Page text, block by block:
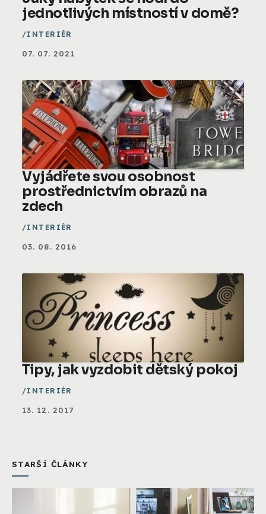
jednotlivých místností v domě?
INTERIÉR
07. 07. 2021
Vyjádřete svou osobnost
prostřednictvím obrazů na
zdech
INTERIÉR
03. 08. 2016
Tipy, jak vyzdobit dětský pokoj
INTERIÉR
13. 12. 2017
STARŠÍ ČLÁNKY